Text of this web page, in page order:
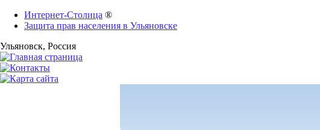
Интернет-Столица ®
Защита прав населения в Ульяновске
Ульяновск, Россия